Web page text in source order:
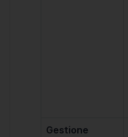
Gestione